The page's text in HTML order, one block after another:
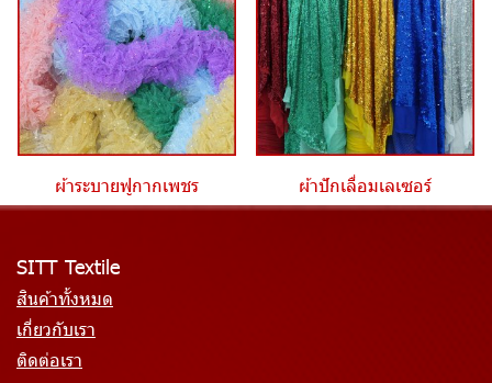
ผ้าระบายฟูกากเพชร ผ้าปักเลื่อมเลเซอร์
SITT Textile
สินค้าทั้งหมด
เกี่ยวกับเรา
ติดต่อเรา